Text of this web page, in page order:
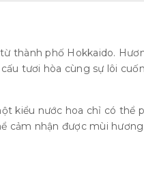
thành phố Hokkaido.
tươi hòa cùng sự lôi
kiểu nước hoa chỉ có thể
cảm nhận được mùi hương.